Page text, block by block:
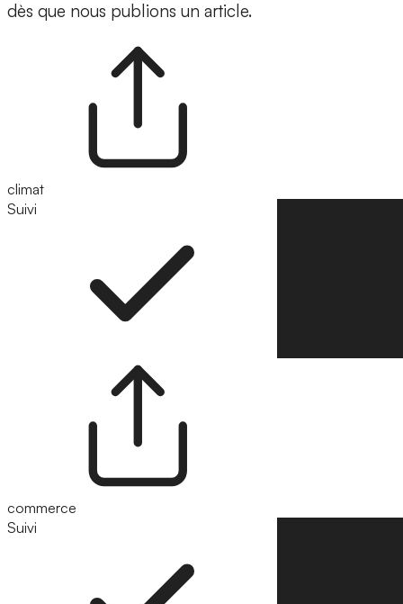
dès que nous publions un article.
climat
Suivi
commerce
Suivi